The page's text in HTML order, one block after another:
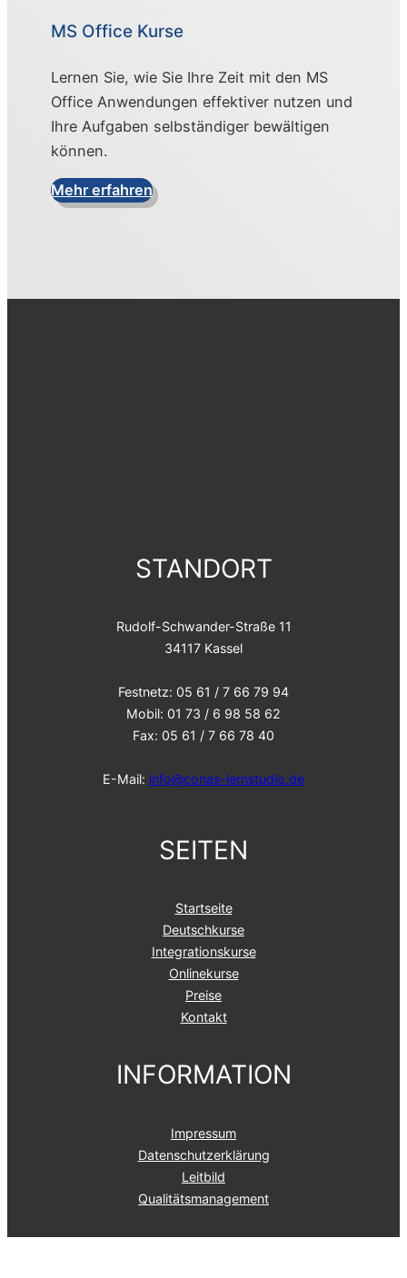
MS Office Kurse
Lernen Sie, wie Sie Ihre Zeit mit den MS
Office Anwendungen effektiver nutzen und
Ihre Aufgaben selbständiger bewältigen
können.
Mehr erfahren
STANDORT
Rudolf-Schwander-Straße 11
34117 Kassel
Festnetz: 05 61 / 7 66 79 94
Mobil: 01 73 / 6 98 58 62
Fax: 05 61 / 7 66 78 40
E-Mail: info@conas-lernstudio.de
SEITEN
Startseite
Deutschkurse
Integrationskurse
Onlinekurse
Preise
Kontakt
INFORMATION
Impressum
Datenschutzerklärung
Leitbild
Qualitätsmanagement